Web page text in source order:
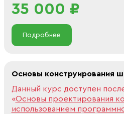
35 000 ₽
Подробнее
Основы конструирования
Данный курс доступен
«Основы проектирования
использованием